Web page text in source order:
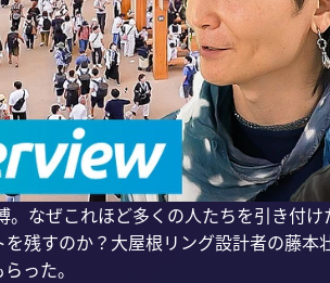
なぜこれほど多くの人たちを引き付
残すのか？大屋根リング設計者の藤本
った。